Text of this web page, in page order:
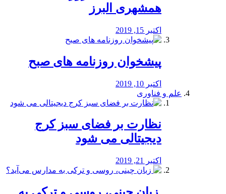
همشهری البرز
اکتبر 15, 2019
پیشخوان روزنامه های صبح
اکتبر 10, 2019
علم و فناوری
نظارت بر فضای سبز کرج
دیجیتالی می شود
اکتبر 21, 2019